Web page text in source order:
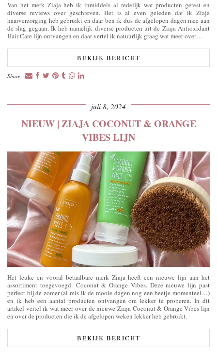
Van het merk Ziaja heb ik inmiddels al redelijk wat producten getest en
diverse reviews over geschreven. Het is al even geleden dat ik Ziaja
haarverzorging heb gebruikt en daar ben ik dus de afgelopen dagen mee aan
de slag gegaan. Ik heb namelijk diverse producten uit de Ziaja Antioxidant
Hair Care lijn ontvangen en daar vertel ik natuurlijk graag wat meer over…
BEKIJK BERICHT
Share:
juli 8, 2024
NIEUW | ZIAJA COCONUT & ORANGE
VIBES LIJN
Het leuke en vooral betaalbare merk Ziaja heeft een nieuwe lijn aan het
assortiment toegevoegd: Coconut & Orange Vibes. Deze nieuwe lijn past
perfect bij de zomer (al mis ik de mooie dagen nog een beetje momenteel…)
en ik heb een aantal producten ontvangen om lekker te proberen. In dit
artikel vertel ik wat meer over de nieuwe Ziaja Coconut & Orange Vibes lijn
en over de producten die ik de afgelopen weken lekker heb gebruikt.
BEKIJK BERICHT